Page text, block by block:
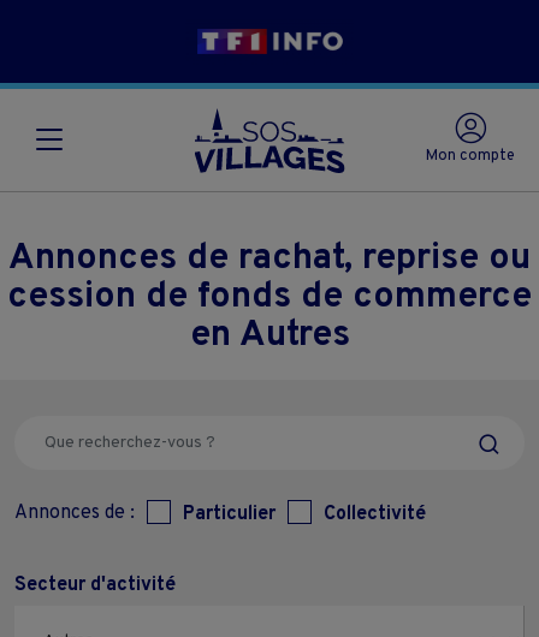
Mon compte
Annonces de rachat, reprise ou
cession de fonds de commerce
en Autres
Annonces de : Particulier Collectivité
Secteur d'activité